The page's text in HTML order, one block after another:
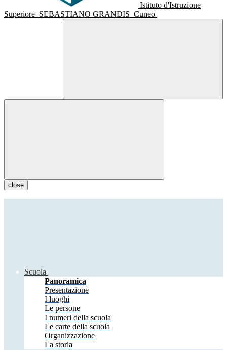
Istituto d'Istruzione
Superiore SEBASTIANO GRANDIS Cuneo
close
Scuola
Panoramica
Presentazione
I luoghi
Le persone
I numeri della scuola
Le carte della scuola
Organizzazione
La storia